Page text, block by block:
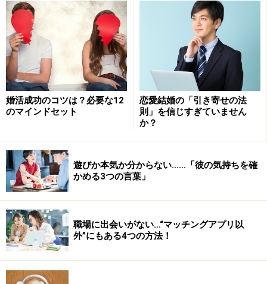
OK！」思考を持つ人は要注意です。
自分では恐らくバレではいないと思っているのでしょう
が……残念ながらバレています（笑）。それは、パートナ
ーははっきりと分かっている場合とそうでない場合があ
りますが、いずれにせよ無意識下では「この人はどこか
婚活成功のコツは？必要な12
のマインドセット
恋愛結婚の「引き寄せの法
則」を信じすぎていません
か？
遊びか本気か分からない……「彼の気持ちを確
かめる3つの言葉」
職場に出会いがない…“マッチングアプリ以
外”にもある4つの方法！